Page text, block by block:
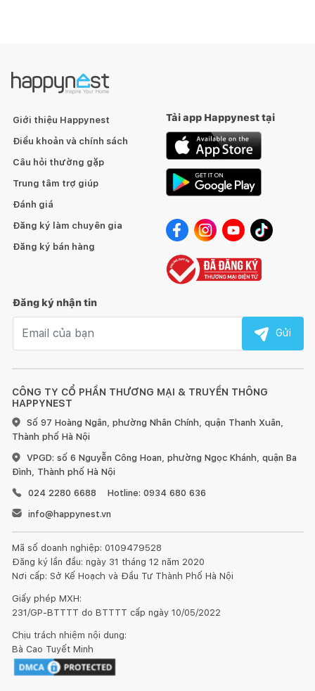
CÔNG TY CỔ PHẦN THƯƠNG MẠI & TRUYỀN THÔNG
HAPPYNEST
Số 97 Hoàng Ngân, phường Nhân Chính, quận Thanh Xuân,
Thành phố Hà Nội
VPGD: số 6 Nguyễn Công Hoan, phường Ngọc Khánh, quận Ba
Đình, Thành phố Hà Nội
024 2280 6688
Hotline: 0934 680 636
info@happynest.vn
Mã số doanh nghiệp: 0109479528
Đăng ký lần đầu: ngày 31 tháng 12 năm 2020
Nơi cấp: Sở Kế Hoạch và Đầu Tư Thành Phố Hà Nội
Giấy phép MXH:
231/GP-BTTTT do BTTTT cấp ngày 10/05/2022
Chịu trách nhiệm nội dung:
Bà Cao Tuyết Minh
Giới thiệu Happynest
Điều khoản và chính sách
Câu hỏi thường gặp
Trung tâm trợ giúp
Đánh giá
Đăng ký làm chuyên gia
Đăng ký bán hàng
Tải app Happynest tại
Đăng ký nhận tin
Gửi